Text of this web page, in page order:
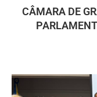
CÂMARA DE